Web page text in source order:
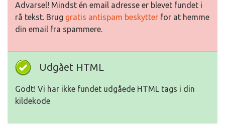
Advarsel! Mindst én email adresse er blevet fundet i
rå tekst. Brug gratis antispam beskytter for at hemme
din email fra spammere.
Udgået HTML
Godt! Vi har ikke fundet udgåede HTML tags i din
kildekode